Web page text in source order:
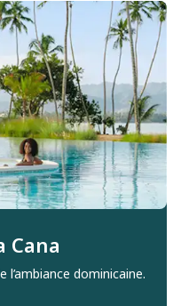
Cana
dominicaine.